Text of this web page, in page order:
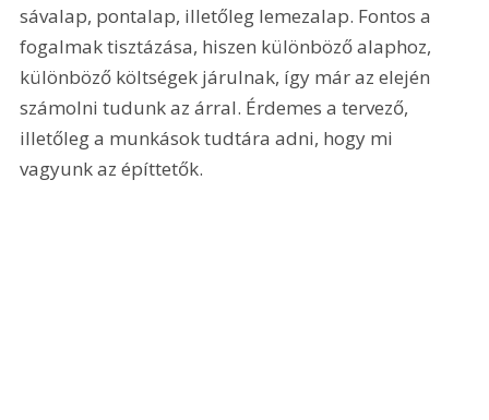
sávalap, pontalap, illetőleg lemezalap. Fontos a
fogalmak tisztázása, hiszen különböző alaphoz,
különböző költségek járulnak, így már az elején
számolni tudunk az árral. Érdemes a tervező,
illetőleg a munkások tudtára adni, hogy mi
vagyunk az építtetők.